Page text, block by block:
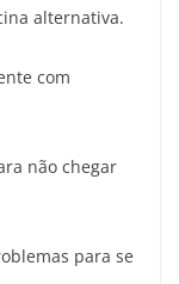
alternativa.
com
não chegar
para se